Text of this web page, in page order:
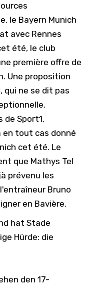
le Bayern Munich
avec Rennes
été, le club
première offre de
Une proposition
qui ne se dit pas
de Sport1,
tout cas donné
cet été. Le
que Mathys Tel
prévenu les
Bruno
en Bavière.
hat Stade
Hürde: die
den 17-